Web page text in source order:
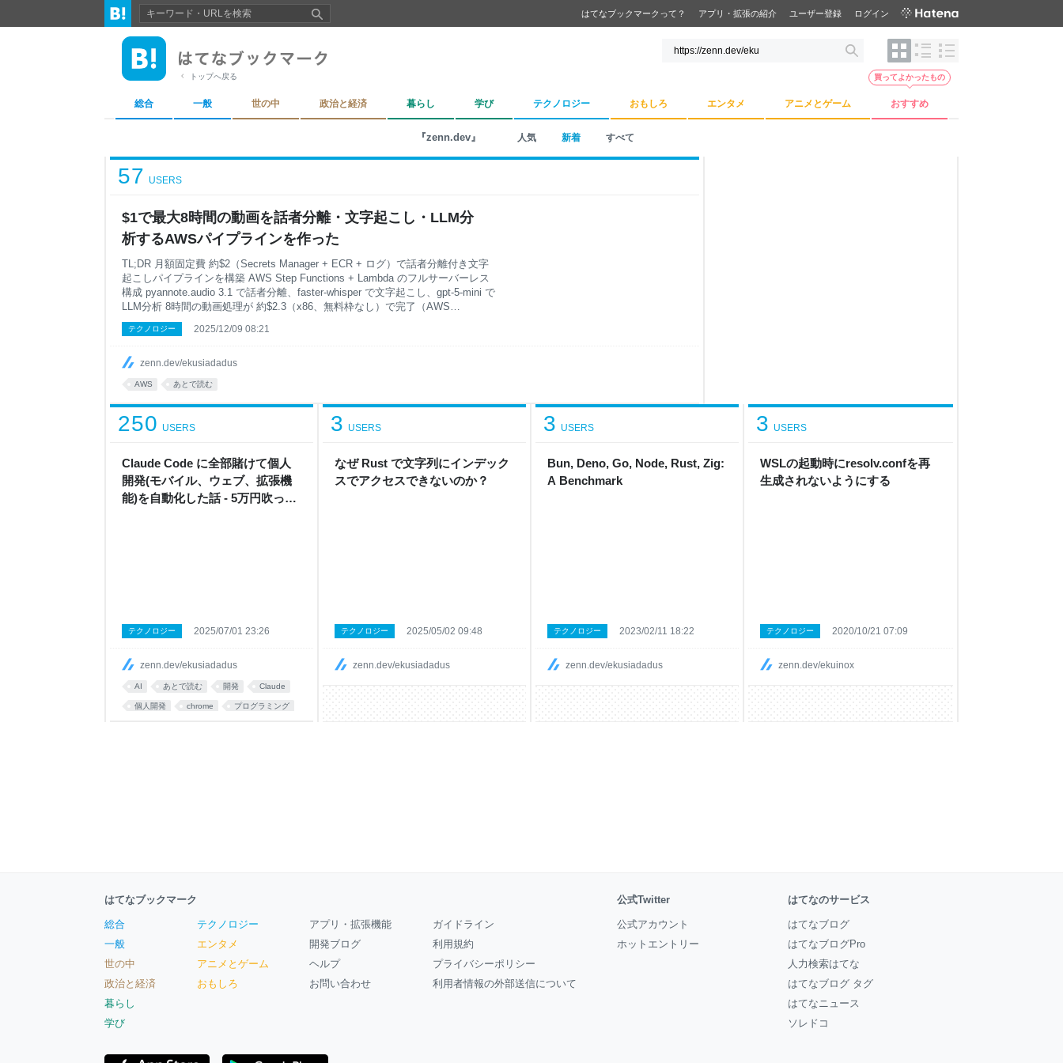
はてなブックマークって？ アプリ・拡張の紹介 ユーザー登録 ログイン
トップへ戻る
総合 一般 世の中 政治と経済 暮らし 学び テクノロジー おもしろ エンタメ アニメとゲーム おすすめ
買ってよかったもの
『zenn.dev』 人気 新着 すべて
$1で最大8時間の動画を話者分離・文字起こし・LLM分
析するAWSパイプラインを作った
57 USERS
zenn.dev/ekusiadadus
TL;DR 月額固定費 約$2（Secrets Manager + ECR + ログ）で話者分離付き文字
起こしパイプラインを構築 AWS Step Functions + Lambda のフルサーバーレス
構成 pyannote.audio 3.1 で話者分離、faster-whisper で文字起こし、gpt-5-mini で
LLM分析 8時間の動画処理が 約$2.3（x86、無料枠なし）で完了（AWS
Transcribe比で約5倍コスト効率） States.DataLimitExceeded などの落とし穴と
解決策を詳解 リポジトリ: https://github.com/ekusiadadus/ek-transcript はじめに
検討しましたが： AWS Transcribe: 8時間で約$11.52（$0.0
テクノロジー 2025/12/09 08:21
AWS あとで読む
Claude Code に全部賭けて個人
開発(モバイル、ウェブ、拡張機
能)を自動化した話 - 5万円吹っ飛
250 USERS
zenn.dev/ekusiadadus
テクノロジー 2025/07/01 23:26
AI あとで読む 開発 Claude
個人開発 chrome プログラミング
なぜ Rust で文字列にインデック
スでアクセスできないのか？
3 USERS
zenn.dev/ekusiadadus
テクノロジー 2025/05/02 09:48
Bun, Deno, Go, Node, Rust, Zig:
A Benchmark
3 USERS
zenn.dev/ekusiadadus
テクノロジー 2023/02/11 18:22
WSLの起動時にresolv.confを再
生成されないようにする
3 USERS
zenn.dev/ekuinox
テクノロジー 2020/10/21 07:09
はてなブックマーク
総合
一般
世の中
政治と経済
暮らし
学び
テクノロジー
エンタメ
アニメとゲーム
おもしろ
アプリ・拡張機能
開発ブログ
ヘルプ
お問い合わせ
ガイドライン
利用規約
プライバシーポリシー
利用者情報の外部送信について
公式Twitter
公式アカウント
ホットエントリー
はてなのサービス
はてなブログ
はてなブログPro
人力検索はてな
はてなブログ タグ
はてなニュース
ソレドコ